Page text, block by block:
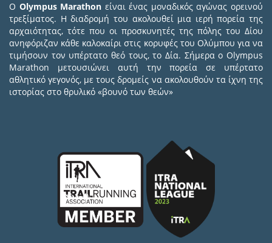
Ο Olympus Marathon είναι ένας μοναδικός αγώνας ορεινού
τρεξίματος. Η διαδρομή του ακολουθεί μια ιερή πορεία της
αρχαιότητας, τότε που οι προσκυνητές της πόλης του Δίου
ανηφόριζαν κάθε καλοκαίρι στις κορυφές του Ολύμπου για να
τιμήσουν τον υπέρτατο θεό τους, το Δία. Σήμερα ο Olympus
Marathon μετουσιώνει αυτή την πορεία σε υπέρτατο
αθλητικό γεγονός, με τους δρομείς να ακολουθούν τα ίχνη της
ιστορίας στο θρυλικό «βουνό των θεών»